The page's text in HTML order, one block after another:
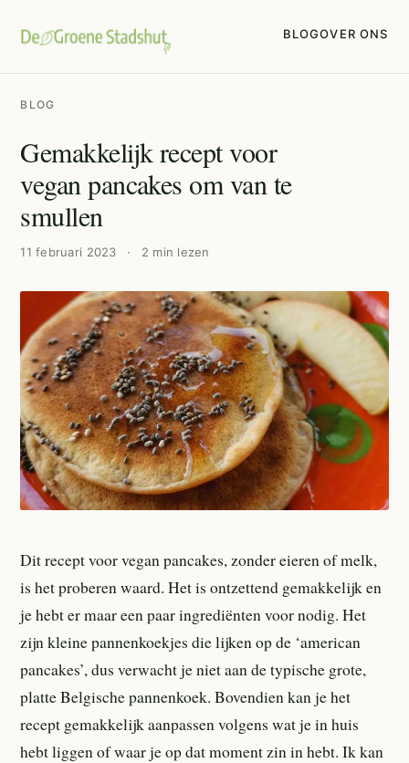
BLOGOVER ONS
BLOG
Gemakkelijk recept voor
vegan pancakes om van te
smullen
11 februari 2023 · 2 min lezen
Dit recept voor vegan pancakes, zonder eieren of melk,
is het proberen waard. Het is ontzettend gemakkelijk en
je hebt er maar een paar ingrediënten voor nodig. Het
zijn kleine pannenkoekjes die lijken op de ‘american
pancakes’, dus verwacht je niet aan de typische grote,
platte Belgische pannenkoek. Bovendien kan je het
recept gemakkelijk aanpassen volgens wat je in huis
hebt liggen of waar je op dat moment zin in hebt. Ik kan